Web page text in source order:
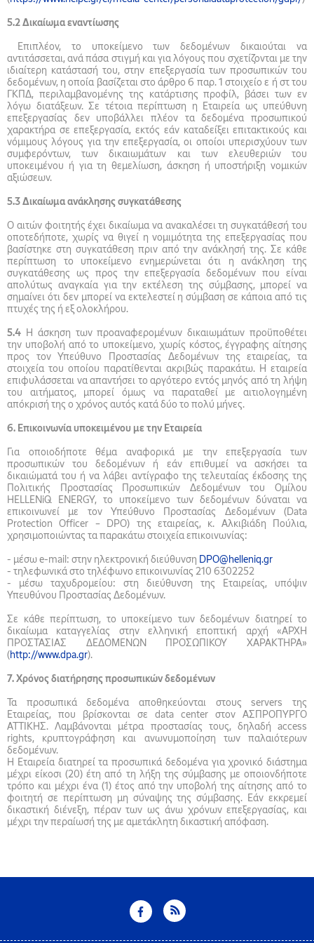
5.2 Δικαίωμα εναντίωσης
Επιπλέον, το υποκείμενο των δεδομένων δικαιούται να
αντιτάσσεται, ανά πάσα στιγμή και για λόγους που σχετίζονται με την
ιδιαίτερη κατάστασή του, στην επεξεργασία των προσωπικών του
δεδομένων, η οποία βασίζεται στο άρθρο 6 παρ. 1 στοιχείο ε ή στ του
ΓΚΠΔ, περιλαμβανομένης της κατάρτισης προφίλ, βάσει των εν
λόγω διατάξεων. Σε τέτοια περίπτωση η Εταιρεία ως υπεύθυνη
επεξεργασίας δεν υποβάλλει πλέον τα δεδομένα προσωπικού
χαρακτήρα σε επεξεργασία, εκτός εάν καταδείξει επιτακτικούς και
νόμιμους λόγους για την επεξεργασία, οι οποίοι υπερισχύουν των
συμφερόντων, των δικαιωμάτων και των ελευθεριών του
υποκειμένου ή για τη θεμελίωση, άσκηση ή υποστήριξη νομικών
αξιώσεων.
5.3Δικαίωμα ανάκλησης συγκατάθεσης
Ο αιτών φοιτητής έχει δικαίωμα να ανακαλέσει τη συγκατάθεσή του
οποτεδήποτε, χωρίς να θιγεί η νομιμότητα της επεξεργασίας που
βασίστηκε στη συγκατάθεση πριν από την ανάκλησή της. Σε κάθε
περίπτωση το υποκείμενο ενημερώνεται ότι η ανάκληση της
συγκατάθεσης ως προς την επεξεργασία δεδομένων που είναι
απολύτως αναγκαία για την εκτέλεση της σύμβασης, μπορεί να
σημαίνει ότι δεν μπορεί να εκτελεστεί η σύμβαση σε κάποια από τις
πτυχές της ή εξ ολοκλήρου.
5.4 Η άσκηση των προαναφερομένων δικαιωμάτων προϋποθέτει
την υποβολή από το υποκείμενο, χωρίς κόστος, έγγραφης αίτησης
προς τον Υπεύθυνο Προστασίας Δεδομένων της εταιρείας, τα
στοιχεία του οποίου παρατίθενται ακριβώς παρακάτω. Η εταιρεία
επιφυλάσσεται να απαντήσει το αργότερο εντός μηνός από τη λήψη
του αιτήματος, μπορεί όμως να παραταθεί με αιτιολογημένη
απόκρισή της ο χρόνος αυτός κατά δύο το πολύ μήνες.
6. Επικοινωνία υποκειμένου με την Εταιρεία
Για οποιοδήποτε θέμα αναφορικά με την επεξεργασία των
προσωπικών του δεδομένων ή εάν επιθυμεί να ασκήσει τα
δικαιώματά του ή να λάβει αντίγραφο της τελευταίας έκδοσης της
Πολιτικής Προστασίας Προσωπικών Δεδομένων του Ομίλου
HELLENiQ ENERGY, το υποκείμενο των δεδομένων δύναται να
επικοινωνεί με τον Υπεύθυνο Προστασίας Δεδομένων (Data
Protection Officer – DPO) της εταιρείας, κ. Αλκιβιάδη Πούλια,
χρησιμοποιώντας τα παρακάτω στοιχεία επικοινωνίας:
- μέσω e-mail: στην ηλεκτρονική διεύθυνση DPO@helleniq.gr
- τηλεφωνικά στο τηλέφωνο επικοινωνίας 210 6302252
- μέσω ταχυδρομείου: στη διεύθυνση της Εταιρείας, υπόψιν
Υπευθύνου Προστασίας Δεδομένων.
Σε κάθε περίπτωση, το υποκείμενο των δεδομένων διατηρεί το
δικαίωμα καταγγελίας στην ελληνική εποπτική αρχή «ΑΡΧΗ
ΠΡΟΣΤΑΣΙΑΣ ΔΕΔΟΜΕΝΩΝ ΠΡΟΣΩΠΙΚΟΥ ΧΑΡΑΚΤΗΡΑ»
(http://www.dpa.gr).
7. Χρόνος διατήρησης προσωπικών δεδομένων
Τα προσωπικά δεδομένα αποθηκεύονται στους servers της
Εταιρείας, που βρίσκονται σε data center στον ΑΣΠΡΟΠΥΡΓΟ
ΑΤΤΙΚΗΣ. Λαμβάνονται μέτρα προστασίας τους, δηλαδή access
rights, κρυπτογράφηση και ανωνυμοποίηση των παλαιότερων
δεδομένων.
Η Εταιρεία διατηρεί τα προσωπικά δεδομένα για χρονικό διάστημα
μέχρι είκοσι (20) έτη από τη λήξη της σύμβασης με οποιονδήποτε
τρόπο και μέχρι ένα (1) έτος από την υποβολή της αίτησης από το
φοιτητή σε περίπτωση μη σύναψης της σύμβασης. Εάν εκκρεμεί
δικαστική διένεξη, πέραν των ως άνω χρόνων επεξεργασίας, και
μέχρι την περαίωσή της με αμετάκλητη δικαστική απόφαση.